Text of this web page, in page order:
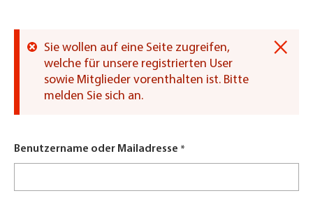
×
Fehlermeldung
Sie wollen auf eine Seite zugreifen,
welche für unsere registrierten User
sowie Mitglieder vorenthalten ist. Bitte
melden Sie sich an.
Benutzername oder Mailadresse